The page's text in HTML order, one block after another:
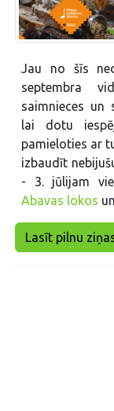
Jau no šīs
septembra
saimnieces un
lai dotu
pamieloties ar
izbaudīt
- 3. jūlijam
Abavas lokos
Lasīt pilnu